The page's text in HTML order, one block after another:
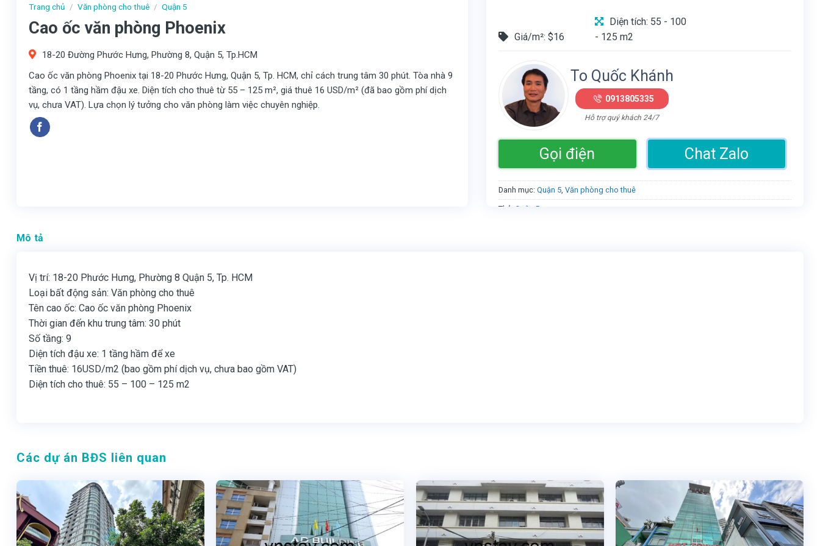
Trang chủ / Văn phòng cho thuê / Quận 5
Cao ốc văn phòng Phoenix
18-20 Đường Phước Hưng, Phường 8, Quận 5, Tp.HCM
Cao ốc văn phòng Phoenix tại 18-20 Phước Hưng, Quận 5, Tp. HCM, chỉ cách trung tâm 30 phút. Tòa nhà 9
tầng, có 1 tầng hầm đậu xe. Diện tích cho thuê từ 55 – 125 m², giá thuê 16 USD/m² (đã bao gồm phí dịch
vụ, chưa VAT). Lựa chọn lý tưởng cho văn phòng làm việc chuyên nghiệp.
Giá/m²: $16
Diện tích: 55 - 100
- 125 m2
To Quốc Khánh
0913805335
Hỗ trợ quý khách 24/7
Gọi điện Chat Zalo
Danh mục: Quận 5, Văn phòng cho thuê
Thẻ: Quận 5
Mô tả
Vị trí: 18-20 Phước Hưng, Phường 8 Quận 5, Tp. HCM
Loại bất động sản: Văn phòng cho thuê
Tên cao ốc: Cao ốc văn phòng Phoenix
Thời gian đến khu trung tâm: 30 phút
Số tầng: 9
Diện tích đậu xe: 1 tầng hầm để xe
Tiền thuê: 16USD/m2 (bao gồm phí dịch vụ, chưa bao gồm VAT)
Diện tích cho thuê: 55 – 100 – 125 m2
Các dự án BĐS liên quan